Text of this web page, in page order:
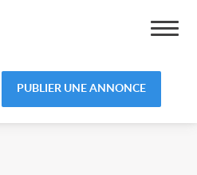
PUBLIER UNE ANNONCE